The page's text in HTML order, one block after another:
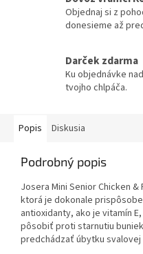
Objednaj si z
donesieme až
Darček zdarma
Ku objednávke
tvojho chlpáča.
Popis Diskusia
Podrobný popis
Josera Mini Senior Chicken
ktorá je dokonale
antioxidanty, ako je vitamín
pôsobiť proti starnutiu
predchádzať úbytku